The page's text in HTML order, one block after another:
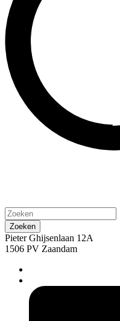
Pieter Ghijsenlaan 12A
1506 PV Zaandam